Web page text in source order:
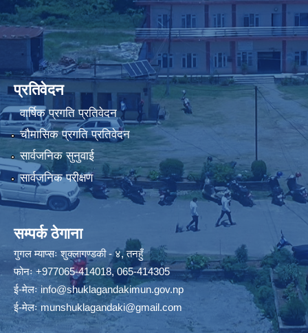
प्रतिवेदन
वार्षिक प्रगति प्रतिवेदन
चौमासिक प्रगति प्रतिवेदन
सार्वजनिक सुनुवाई
सार्वजनिक परीक्षण
सम्पर्क ठेगाना
गुगल म्याप्सःशुक्लागण्डकी - ४, तनहुँ
फोनः+977065-414018,065-414305
ई-मेलः info@shuklagandakimun.gov.np
ई-मेलःmunshuklagandaki@gmail.com